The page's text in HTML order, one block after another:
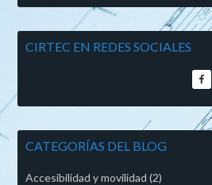
CIRTEC EN REDES SOCIALES
CATEGORÍAS DEL BLOG
Accesibilidad y movilidad (2)